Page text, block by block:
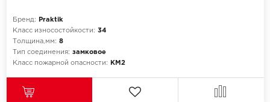
Бренд:
Praktik
Класс износостойкости: 34
Толщина,мм: 8
Тип соединения: замковое
Класс пожарной опасности:
КМ2